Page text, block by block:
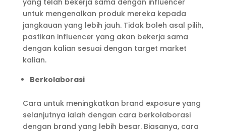
untuk mengenalkan produk mereka kepada
jangkauan yang lebih jauh. Tidak boleh asal pilih,
pastikan influencer yang akan bekerja sama
dengan kalian sesuai dengan target market
kalian.
Berkolaborasi
Cara untuk meningkatkan brand exposure yang
selanjutnya ialah dengan cara berkolaborasi
dengan brand yang lebih besar. Biasanya, cara